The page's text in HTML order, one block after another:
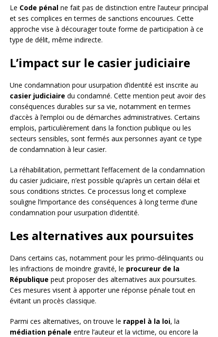
Le Code pénal ne fait pas de distinction entre l’auteur principal
et ses complices en termes de sanctions encourues. Cette
approche vise à décourager toute forme de participation à ce
type de délit, même indirecte.
L’impact sur le casier judiciaire
Une condamnation pour usurpation d’identité est inscrite au
casier judiciaire du condamné. Cette mention peut avoir des
conséquences durables sur sa vie, notamment en termes
d’accès à l’emploi ou de démarches administratives. Certains
emplois, particulièrement dans la fonction publique ou les
secteurs sensibles, sont fermés aux personnes ayant ce type
de condamnation à leur casier.
La réhabilitation, permettant l’effacement de la condamnation
du casier judiciaire, n’est possible qu’après un certain délai et
sous conditions strictes. Ce processus long et complexe
souligne l’importance des conséquences à long terme d’une
condamnation pour usurpation d’identité.
Les alternatives aux poursuites
Dans certains cas, notamment pour les primo-délinquants ou
les infractions de moindre gravité, le procureur de la
République peut proposer des alternatives aux poursuites.
Ces mesures visent à apporter une réponse pénale tout en
évitant un procès classique.
Parmi ces alternatives, on trouve le rappel à la loi, la
médiation pénale entre l’auteur et la victime, ou encore la